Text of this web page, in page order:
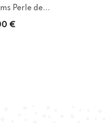
Perle de...
€